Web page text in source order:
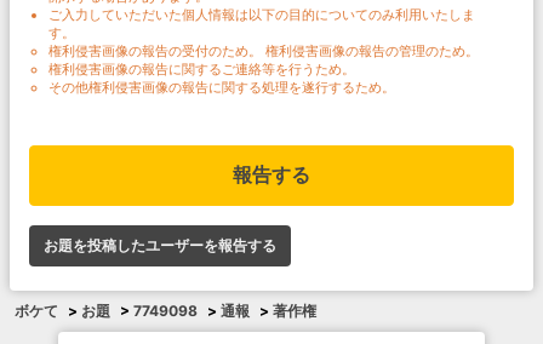
ご入力していただいた個人情報は以下の目的についてのみ利用いたしま
す。
権利侵害画像の報告の受付のため。 権利侵害画像の報告の管理のため。
権利侵害画像の報告に関するご連絡等を行うため。
その他権利侵害画像の報告に関する処理を遂行するため。
報告する
お題を投稿したユーザーを報告する
ボケて > お題 > 7749098 > 通報 > 著作権